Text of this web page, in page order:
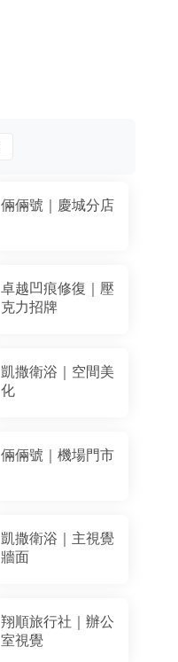
倆倆號｜慶城分店
卓越凹痕修復｜壓
克力招牌
凱撒衛浴｜空間美
化
倆倆號｜機場門市
凱撒衛浴｜主視覺
牆面
翔順旅行社｜辦公
室視覺